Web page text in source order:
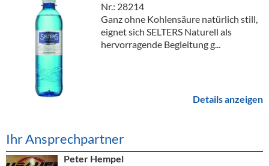
Nr.: 28214
Ganz ohne Kohlensäure natürlich still,
eignet sich SELTERS Naturell als
hervorragende Begleitung g...
Details anzeigen
Ihr Ansprechpartner
Peter Hempel